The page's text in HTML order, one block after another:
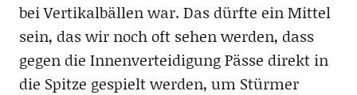
bei Vertikalbällen war. Das dürfte ein Mittel
sein, das wir noch oft sehen werden, dass
gegen die Innenverteidigung Pässe direkt in
die Spitze gespielt werden, um Stürmer